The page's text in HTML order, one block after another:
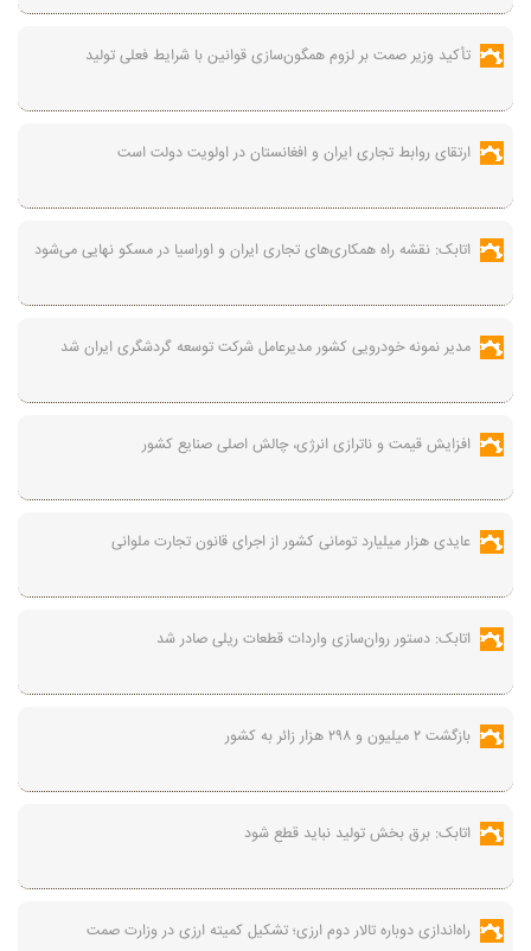
تأکید وزیر صمت بر لزوم همگون‌سازی قوانین با شرایط فعلی تولید
ارتقای روابط تجاری ایران و افغانستان در اولویت دولت است
اتابک: نقشه راه همکاری‌های تجاری ایران و اوراسیا در مسکو نهایی می‌شود
مدیر نمونه خودرویی کشور مدیرعامل شرکت توسعه گردشگری ایران شد
افزایش قیمت و ناترازی انرژی، چالش اصلی صنایع کشور
عایدی هزار میلیارد تومانی کشور از اجرای قانون تجارت ملوانی
اتابک: دستور روان‌سازی واردات قطعات ریلی صادر شد
بازگشت ۲ میلیون و ۲۹۸ هزار زائر به کشور
اتابک: برق بخش تولید نباید قطع شود
راه‌اندازی دوباره تالار دوم ارزی؛ تشکیل کمیته ارزی در وزارت صمت